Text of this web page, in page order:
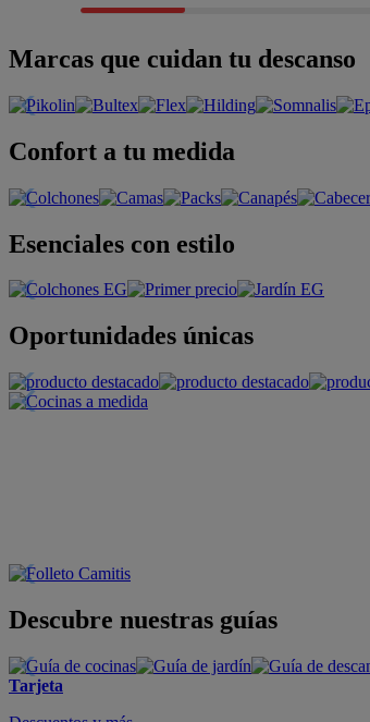
Marcas que cuidan tu descanso
Confort a tu medida
Esenciales con estilo
Oportunidades únicas
Descubre nuestras guías
Tarjeta